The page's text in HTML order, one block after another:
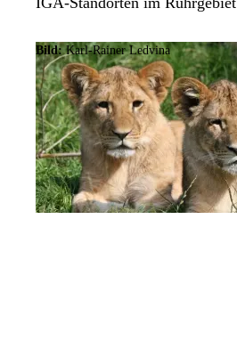
Bild: Karl-Rainer Ledvina